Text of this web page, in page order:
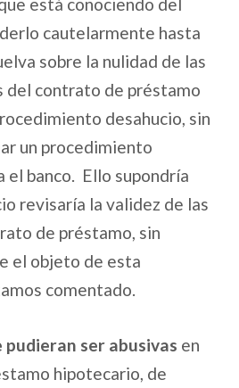
cautelarmente hasta
sobre la nulidad de las
del contrato de préstamo
desahucio, sin
un procedimiento
banco. Ello supondría
revisaría la validez de las
de préstamo, sin
el objeto de esta
comentado.
pudieran ser abusivas en
hipotecario, de